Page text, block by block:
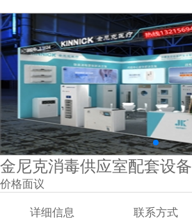
金尼克消毒供应室配套设备
价格面议
详细信息 联系方式